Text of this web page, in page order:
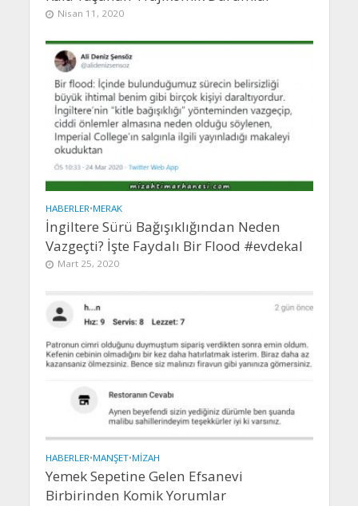
Nisan 11, 2020
HABERLER•MERAK
İngiltere Sürü Bağışıklığından Neden
Vazgeçti? İşte Faydalı Bir Flood #evdekal
Mart 25, 2020
HABERLER•MANŞET•MIZAH
Yemek Sepetine Gelen Efsanevi
Birbirinden Komik Yorumlar